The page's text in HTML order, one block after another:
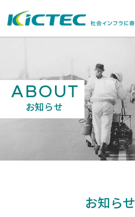
ABOUT
お知らせ
お知らせ